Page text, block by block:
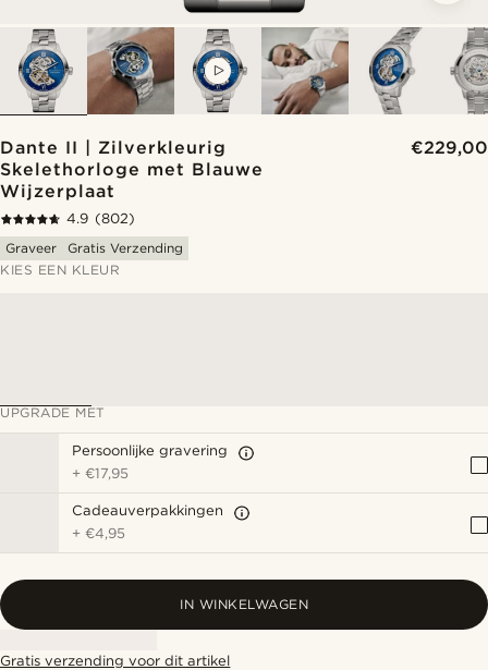
Dante II | Zilverkleurig
Skelethorloge met Blauwe
Wijzerplaat
€229,00
4.9 (802)
Graveer
Gratis Verzending
KIES EEN KLEUR
UPGRADE MET
Persoonlijke gravering
+€17,95
Cadeauverpakkingen
+€4,95
IN WINKELWAGEN
Gratis verzending voor dit artikel